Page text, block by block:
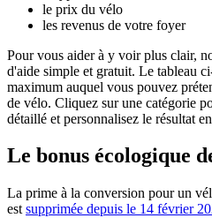
le prix du vélo
les revenus de votre foyer
Pour vous aider à y voir plus clair,
d'aide simple et gratuit. Le tableau
maximum auquel vous pouvez
de vélo. Cliquez sur une catégorie
détaillé et personnalisez le résultat
Le bonus écologique
La prime à la conversion pour un
est supprimée depuis le 14 février